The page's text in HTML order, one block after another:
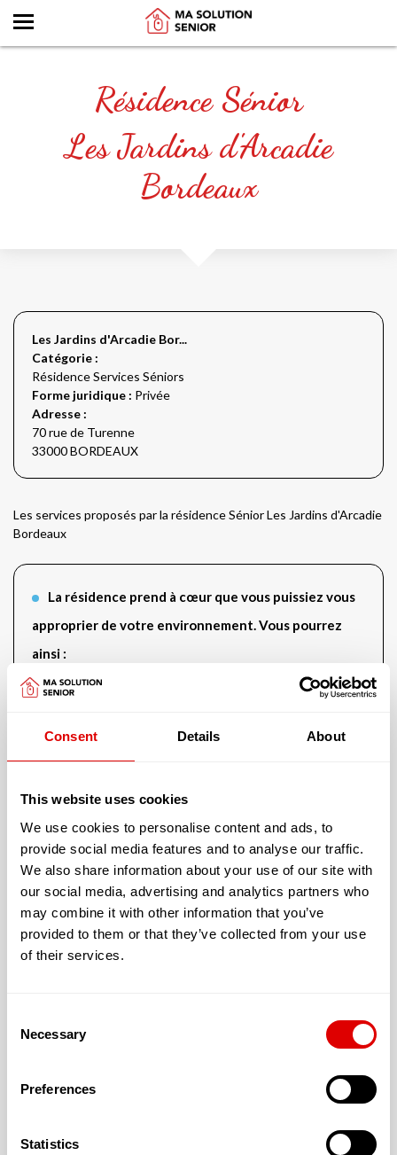
Consent Details About
This website uses cookies
We use cookies to personalise content and ads, to
provide social media features and to analyse our traffic.
We also share information about your use of our site with
our social media, advertising and analytics partners who
may combine it with other information that you’ve
provided to them or that they’ve collected from your use
of their services.
Selection
Necessary
Preferences
Statistics
Résidence Sénior
Les Jardins d'Arcadie
Bordeaux
Les Jardins d'Arcadie Bor...
Catégorie :
Résidence Services Séniors
Forme juridique : Privée
Adresse :
70 rue de Turenne
33000 BORDEAUX
Les services proposés par la résidence Sénior Les Jardins d'Arcadie
Bordeaux
La résidence prend à cœur que vous puissiez vous
approprier de votre environnement. Vous pourrez
ainsi :
Apporter vos animaux de compagnie
Cette résidence vous offre un logement avec :
Avec un jardin extérieur accessible et sécurisé
La climatisation du logement
L’accueil proposé peut être :
Permanent
Les tarifs de l’hébergement :
T2 : 45 € (40.00 m²)